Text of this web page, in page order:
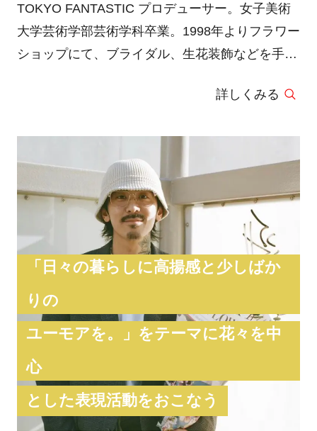
TOKYO FANTASTIC プロデューサー。女子美術
大学芸術学部芸術学科卒業。1998年よりフラワー
ショップにて、ブライダル、生花装飾などを手が
トア「TOKYO FANTASTIC OMOTESANDO」を
詳しくみる
「日々の暮らしに高揚感と少しばか
りの
ユーモアを。」をテーマに花々を中
心
とした表現活動をおこなう